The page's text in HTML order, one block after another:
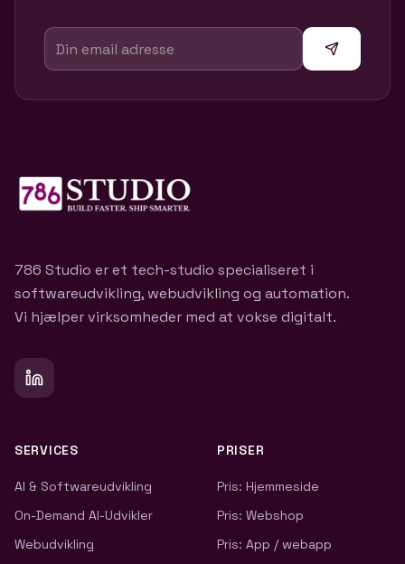
786 Studio er et tech-studio specialiseret i
softwareudvikling, webudvikling og automation.
Vi hjælper virksomheder med at vokse digitalt.
SERVICES
AI & Softwareudvikling
On-Demand AI-Udvikler
Webudvikling
PRISER
Pris: Hjemmeside
Pris: Webshop
Pris: App / webapp